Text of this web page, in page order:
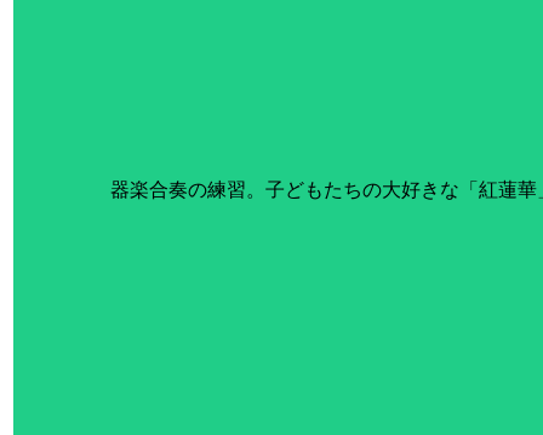
器楽合奏の練習。子どもたちの大好きな「紅蓮